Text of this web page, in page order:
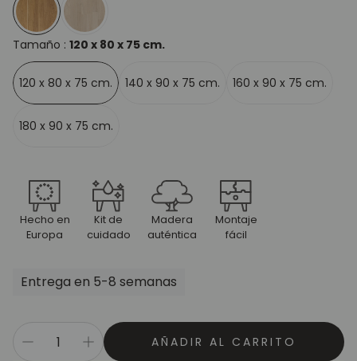
Tamaño : 120 x 80 x 75 cm.
120 x 80 x 75 cm. 140 x 90 x 75 cm. 160 x 90 x 75 cm.
180 x 90 x 75 cm.
Hecho en
Europa
Kit de
cuidado
Madera
auténtica
Montaje
fácil
Entrega en 5-8 semanas
AÑADIR AL CARRITO